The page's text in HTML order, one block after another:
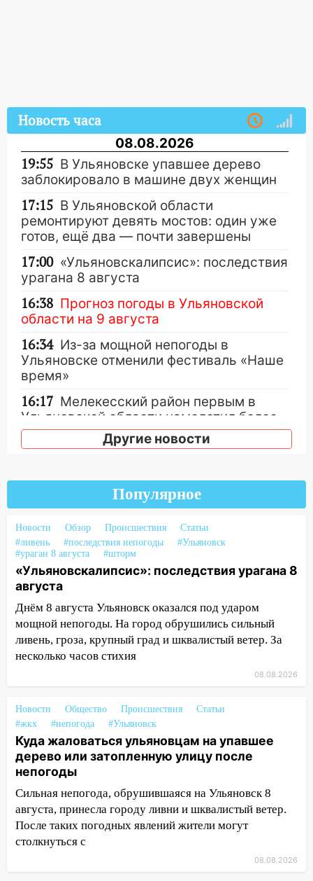
Новость часа
08.08.2026
19:55 В Ульяновске упавшее дерево
заблокировало в машине двух женщин
17:15 В Ульяновской области
ремонтируют девять мостов: один уже
готов, ещё два — почти завершены
17:00 «Ульяновскалипсис»: последствия
урагана 8 августа
16:38 Прогноз погоды в Ульяновской
области на 9 августа
16:34 Из-за мощной непогоды в
Ульяновске отменили фестиваль «Наше
время»
16:17 Мелекесский район первым в
Ульяновской области намолотил более
100 тысяч тонн зерна
тысяч заявлений
после шторма: поваленные деревья и
затопленные улицы
14:28 Ураган вырвал остановку на улице
Деева в Заволжье
14:26 Жители Ульяновска сами
пытаются расчистить ливнёвки, не
дождавшись коммунальщиков
Шторм продолжает ломать город:
14:14 Студента из Ульяновска обманули
мошенники под видом преподавателя
14:12 Куда жаловаться ульяновцам на
упавшее дерево или затопленную улицу
после непогоды
13:59 В Новом городе ураганным
ветром сорвало опалубку со
Другие новости
Популярное
Новости Обзор Происшествия
Статьи
#ливень
#последствия непогоды
#Ульяновск
#ураган 8 августа
#шторм
«Ульяновскалипсис»: последствия урагана 8
августа
Днём 8 августа Ульяновск оказался под ударом
мощной непогоды. На город обрушились сильный
ливень, гроза, крупный град и шквалистый ветер. За
несколько часов стихия
08.08.2026
Новости Общество Происшествия
Статьи
#жкх
#непогода #Ульяновск
Куда жаловаться ульяновцам на упавшее
дерево или затопленную улицу после
непогоды
Сильная непогода, обрушившаяся на Ульяновск 8
августа, принесла городу ливни и шквалистый ветер.
После таких погодных явлений жители могут
столкнуться с
08.08.2026